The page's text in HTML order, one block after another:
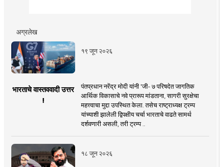
अग्रलेख
१९ जून २०२६
भारताचे वास्तववादी उत्तर
!
पंतप्रधान नरेंद्र मोदी यांनी 'जी- ७ परिषदेत जागतिक
आर्थिक विकासाचे नवे प्रारूप मांडताना, सागरी सुरक्षेचा
महत्त्वाचा मुद्दा उपस्थित केला. तसेच राष्ट्राध्यक्ष ट्रम्प
यांच्याशी झालेली द्विपक्षीय चर्चा भारताचे वाढते सामर्थ
दर्शवणारी असली, तरी ट्रम्प ..
१८ जून २०२६